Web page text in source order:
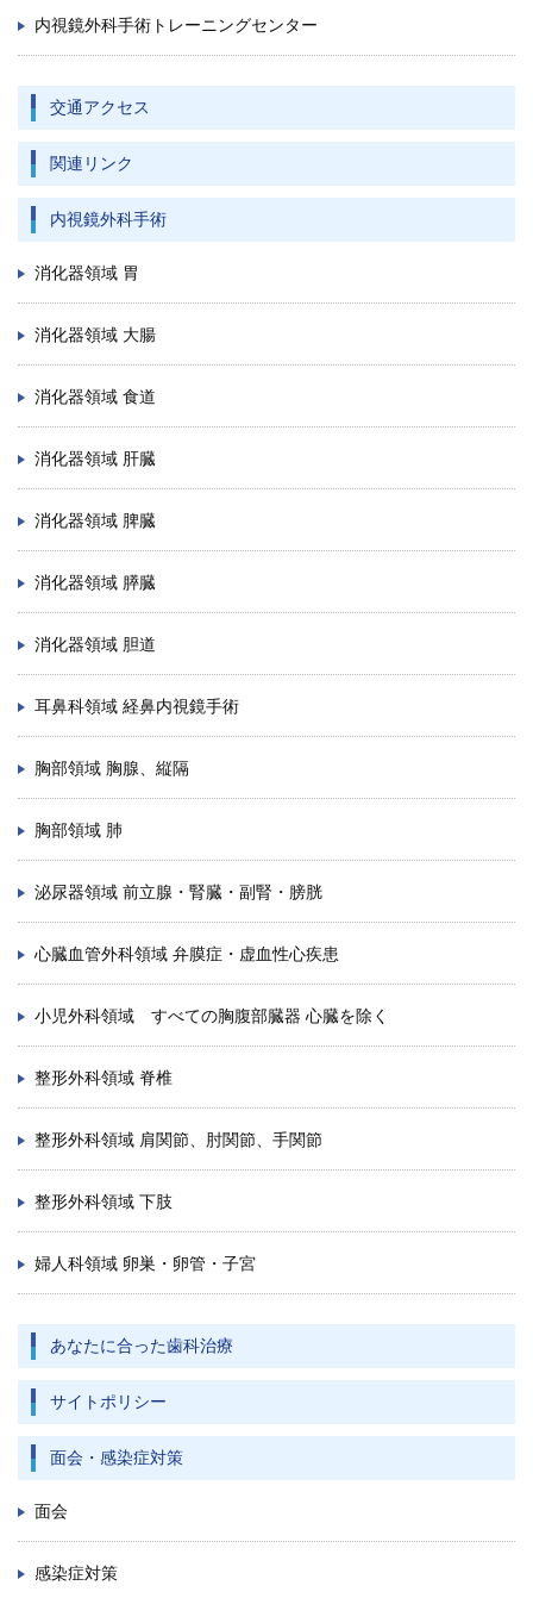
内視鏡外科手術トレーニングセンター
交通アクセス
関連リンク
内視鏡外科手術
消化器領域 胃
消化器領域 大腸
消化器領域 食道
消化器領域 肝臓
消化器領域 脾臓
消化器領域 膵臓
消化器領域 胆道
耳鼻科領域 経鼻内視鏡手術
胸部領域 胸腺、縦隔
胸部領域 肺
泌尿器領域 前立腺・腎臓・副腎・膀胱
心臓血管外科領域 弁膜症・虚血性心疾患
小児外科領域 すべての胸腹部臓器 心臓を除く
整形外科領域 脊椎
整形外科領域 肩関節、肘関節、手関節
整形外科領域 下肢
婦人科領域 卵巣・卵管・子宮
あなたに合った歯科治療
サイトポリシー
面会・感染症対策
面会
感染症対策